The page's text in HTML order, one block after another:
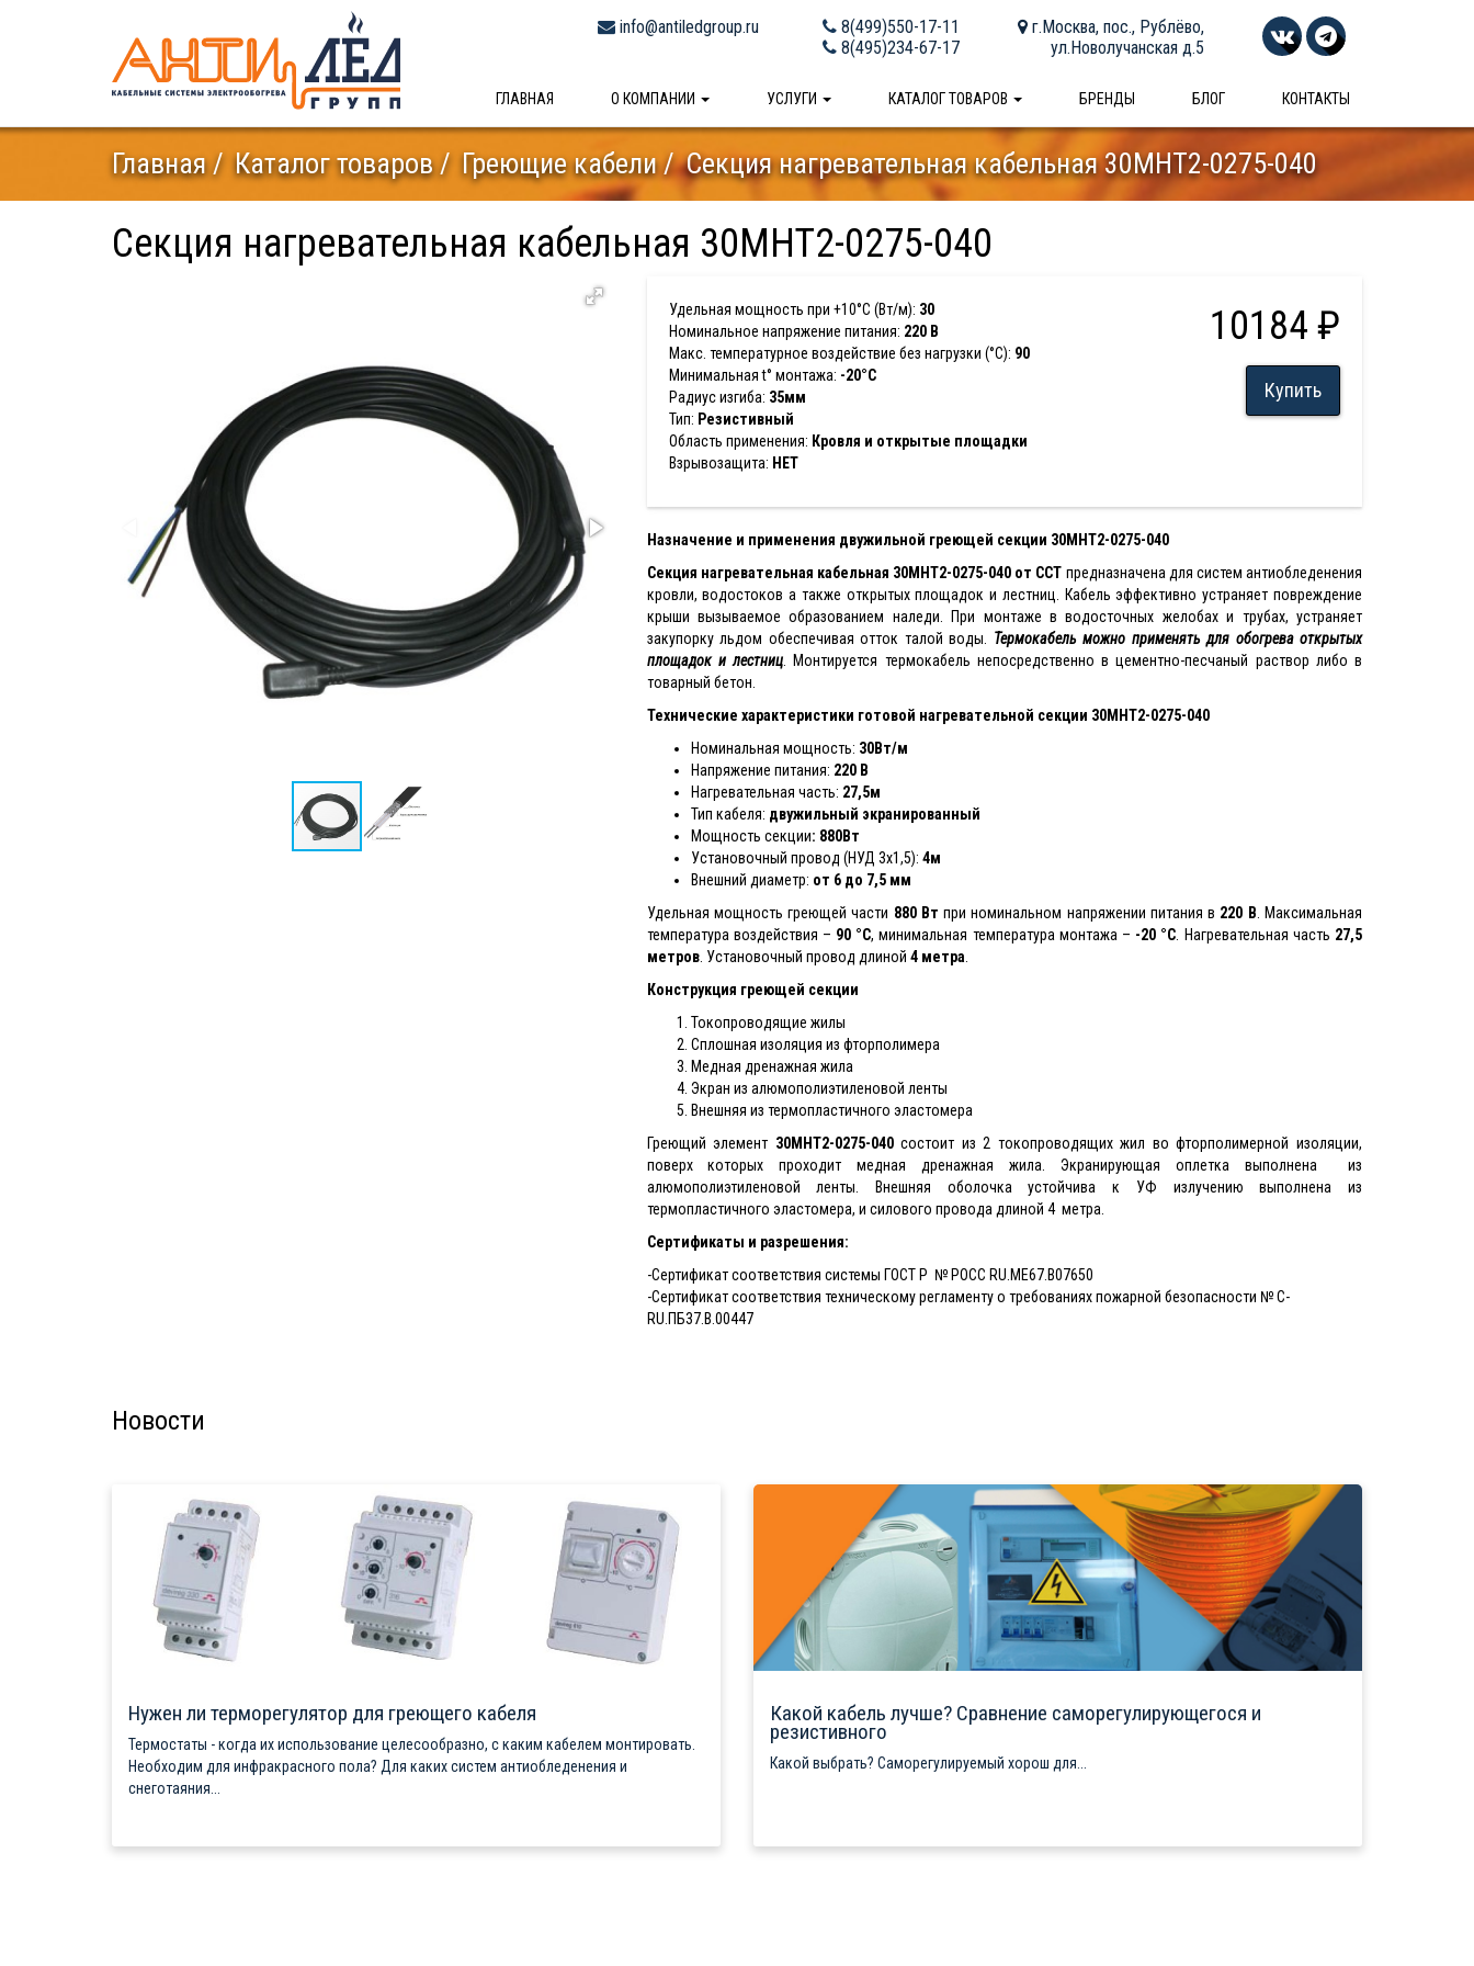
info@antiledgroup.ru
8(499)550-17-11
8(495)234-67-17
г.Москва, пос., Рублёво,
ул.Новолучанская д.5
ГЛАВНАЯ О КОМПАНИИ УСЛУГИ КАТАЛОГ ТОВАРОВ БРЕНДЫ БЛОГ КОНТАКТЫ
Главная Каталог товаров Греющие кабели Секция нагревательная кабельная 30МНТ2-0275-040
Секция нагревательная кабельная 30МНТ2-0275-040
Удельная мощность при +10°С (Вт/м): 30
Номинальное напряжение питания: 220 В
Макс. температурное воздействие без нагрузки (°С): 90
Минимальная t° монтажа: -20°C
Радиус изгиба: 35мм
Тип: Резистивный
Область применения: Кровля и открытые площадки
Взрывозащита: НЕТ
10184 ₽
Купить
Назначение и применения двужильной греющей секции 30МНТ2-0275-040
Секция нагревательная кабельная 30МНТ2-0275-040 от ССТ предназначена для систем антиобледенения
кровли, водостоков а также открытых площадок и лестниц. Кабель эффективно устраняет повреждение
крыши вызываемое образованием наледи. При монтаже в водосточных желобах и трубах, устраняет
закупорку льдом обеспечивая отток талой воды. Термокабель можно применять для обогрева открытых
площадок и лестниц . Монтируется термокабель непосредственно в цементно-песчаный раствор либо в
товарный бетон.
Технические характеристики готовой нагревательной секции 30МНТ2-0275-040
Номинальная мощность: 30Вт/м
Напряжение питания: 220 В
Нагревательная часть: 27,5м
Тип кабеля: двужильный экранированный
Мощность секции: 880Вт
Установочный провод (НУД 3x1,5): 4м
Внешний диаметр: от 6 до 7,5 мм
Удельная мощность греющей части 880 Вт при номинальном напряжении питания в 220 В . Максимальная
температура воздействия – 90 °С, минимальная температура монтажа – -20 °С . Нагревательная часть 27,5
метров. Установочный провод длиной 4 метра
Конструкция греющей секции
Токопроводящие жилы
Сплошная изоляция из фторполимера
Медная дренажная жила
Экран из алюмополиэтиленовой ленты
Внешняя из термопластичного эластомера
Греющий элемент 30МНТ2-0275-040состоит из 2 токопроводящих жил во фторполимерной изоляции,
поверх которых проходит медная дренажная жила. Экранирующая оплетка выполнена из
алюмополиэтиленовой ленты. Внешняя оболочка устойчива к УФ излучению выполнена из
термопластичного эластомера, и силового провода длиной 4 метра.
Сертификаты и разрешения:
-Сертификат соответствия системы ГОСТ Р № РОСС RU.ME67.B07650
-Сертификат соответствия техническому регламенту о требованиях пожарной безопасности № С-
RU.ПБ37.В.00447
Новости
Нужен ли терморегулятор для греющего кабеля
Термостаты - когда их использование целесообразно, с каким кабелем монтировать.
Необходим для инфракрасного пола? Для каких систем антиобледенения и
снеготаяния...
Какой кабель лучше? Сравнение саморегулирующегося и
резистивного
Какой выбрать? Саморегулируемый хорош для...